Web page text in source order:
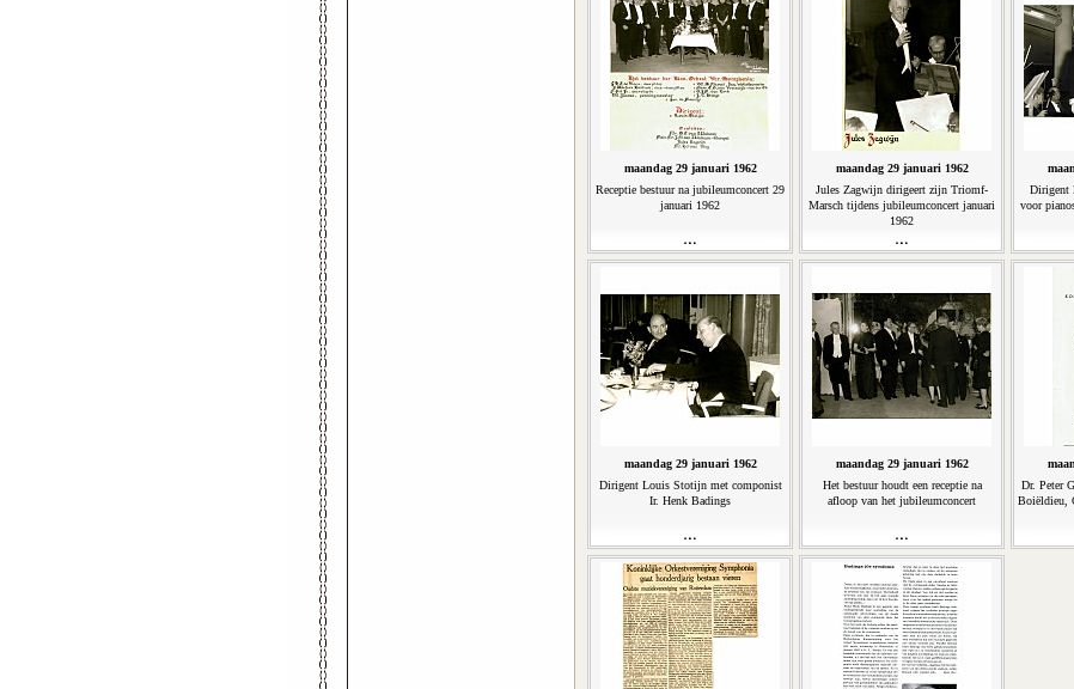
maandag 29 januari 1962
Receptie bestuur na jubileumconcert 29
januari 1962
maandag 29 januari 1962
Jules Zagwijn dirigeert zijn Triomf-
Marsch tijdens jubileumconcert januari
1962
Dirigent
voor
maandag 29 januari 1962
Dirigent Louis Stotijn met componist
Ir. Henk Badings
maandag 29 januari 1962
Het bestuur houdt een receptie na
afloop van het jubileumconcert
Dr. Peter
Boiëldieu,